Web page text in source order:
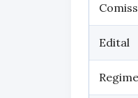
Edital
Regime